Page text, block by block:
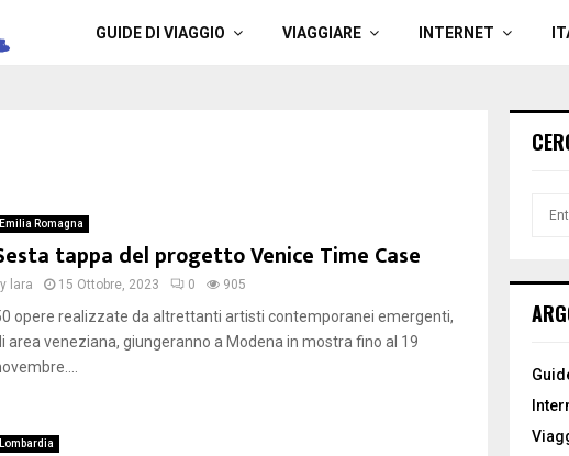
GUIDE DI VIAGGIO VIAGGIARE INTERNET
Emilia Romagna
tappa del progetto Venice Time Case
lara 15 Ottobre, 2023 0 905
opere realizzate da altrettanti artisti contemporanei emergenti,
area veneziana, giungeranno a Modena in mostra fino al 19
Lombardia
h
o
: